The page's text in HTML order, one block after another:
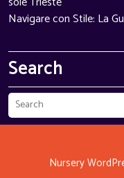
Navigare con Stile: La
Search
Nursery